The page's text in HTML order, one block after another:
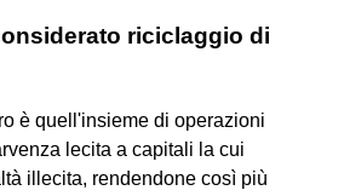
riciclaggio di
è quell'insieme di operazioni
lecita a capitali la cui
illecita, rendendone così più